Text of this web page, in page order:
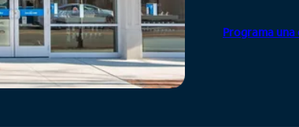
Programa una